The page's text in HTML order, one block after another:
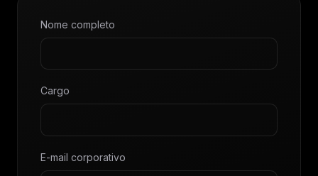
Nome completo
Cargo
E-mail corporativo